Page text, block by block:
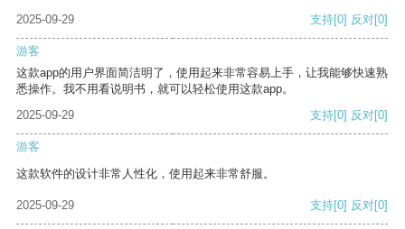
2025-09-29 支持[0] 反对[0]
游客
这款app的用户界面简洁明了，使用起来非常容易上手，让我能够快速熟
悉操作。我不用看说明书，就可以轻松使用这款app。
2025-09-29
支持[0] 反对[0]
游客
这款软件的设计非常人性化，使用起来非常舒服。
2025-09-29 支持[0] 反对[0]